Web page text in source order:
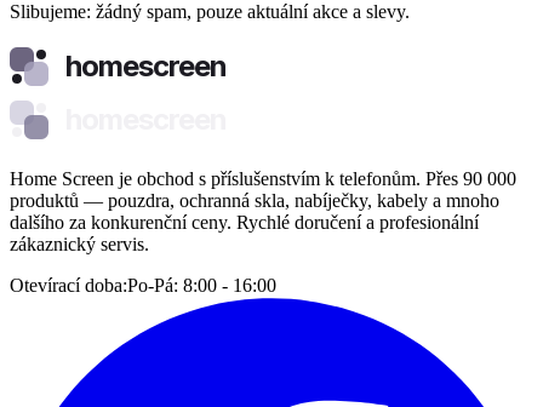
Slibujeme: žádný spam, pouze aktuální akce a slevy.
homescreen
Home Screen je obchod s příslušenstvím k telefonům. Přes 90 000
produktů — pouzdra, ochranná skla, nabíječky, kabely a mnoho
dalšího za konkurenční ceny. Rychlé doručení a profesionální
zákaznický servis.
Otevírací doba:Po-Pá: 8:00 - 16:00